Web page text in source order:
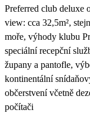
Preferred club deluxe
view: cca 32,5m²,
moře, výhody klubu
speciální recepční
župany a pantofle,
kontinentální
občerstvení včetně
počítači